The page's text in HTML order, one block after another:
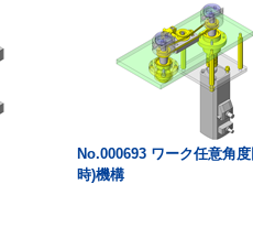
No.000693 ワーク任意角
時)機構